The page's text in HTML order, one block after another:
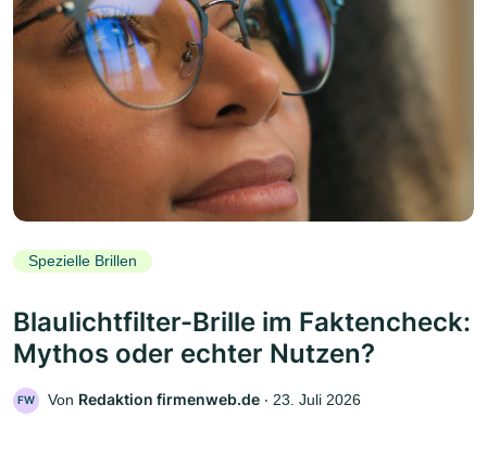
Spezielle Brillen
Blaulichtfilter-Brille im Faktencheck:
Mythos oder echter Nutzen?
FW Von Redaktion firmenweb.de ‧ 23. Juli 2026